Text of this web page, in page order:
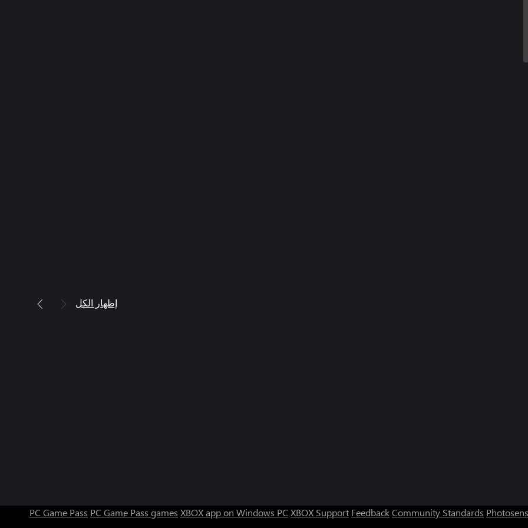
إظهار الكل
PC Game Pass PC Game Pass games XBOX app on Windows PC XBOX Support FeedbackCommunity Standards